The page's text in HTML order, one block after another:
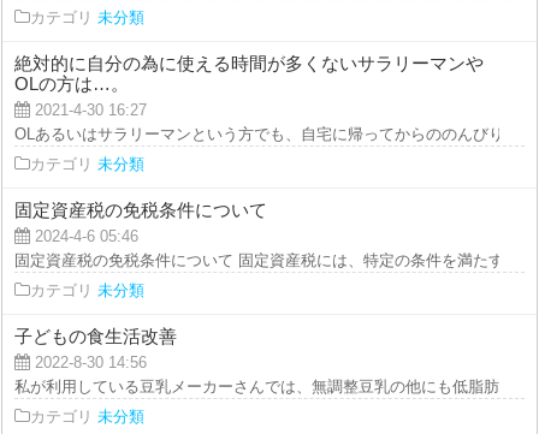
カテゴリ 未分類
絶対的に自分の為に使える時間が多くないサラリーマンや
OLの方は…。
2021-4-30 16:27
OLあるいはサラリーマンという方でも、自宅に帰ってからののんびりし
カテゴリ 未分類
固定資産税の免税条件について
2024-4-6 05:46
固定資産税の免税条件について 固定資産税には、特定の条件を満たすと
カテゴリ 未分類
子どもの食生活改善
2022-8-30 14:56
私が利用している豆乳メーカーさんでは、無調整豆乳の他にも低脂肪や砂
カテゴリ 未分類